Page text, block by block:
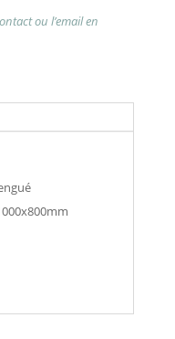
ou l’email en